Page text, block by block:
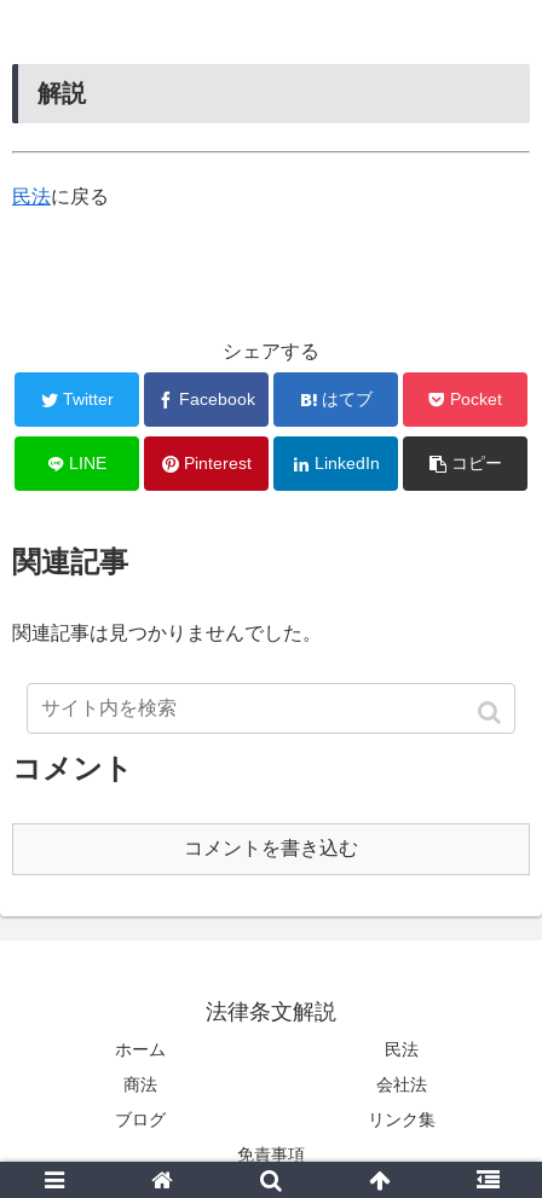
解説
民法に戻る
シェアする
Twitter Facebook はてブ Pocket
LINE Pinterest LinkedIn コピー
関連記事
関連記事は見つかりませんでした。
コメント
コメントを書き込む
法律条文解説
ホーム
民法
商法
会社法
ブログ
リンク集
免責事項